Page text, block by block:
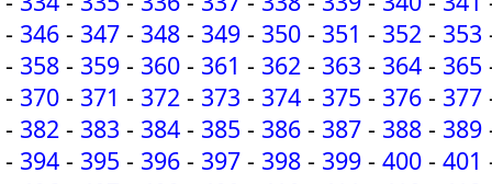
- 346 - 347 - 348 - 349 - 350 - 351 - 352 - 353
- 358 - 359 - 360 - 361 - 362 - 363 - 364 - 365
- 370 - 371 - 372 - 373 - 374 - 375 - 376 - 377
- 382 - 383 - 384 - 385 - 386 - 387 - 388 - 389
- 394 - 395 - 396 - 397 - 398 - 399 - 400 - 401